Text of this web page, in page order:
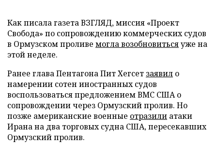
Как писала газета ВЗГЛЯД, миссия «Проект
Свобода» по сопровождению коммерческих судов
в Ормузском проливе могла возобновитьсяуже на
этой неделе.
Ранее глава Пентагона Пит Хегсет заявил о
намерении сотен иностранных судов
воспользоваться предложением ВМС США о
сопровождении через Ормузский пролив. Но
позже американские военные отразили атаки
Ирана на два торговых судна США, пересекавших
Ормузский пролив.